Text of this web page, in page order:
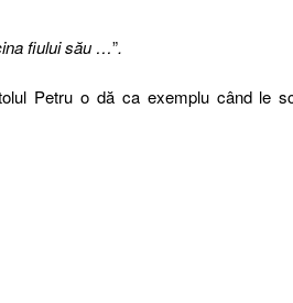
fiului său …”.
Petru o dă ca exemplu când le